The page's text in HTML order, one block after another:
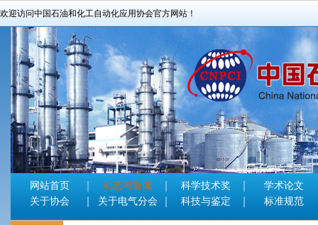
欢迎访问中国石油和化工自动化应用协会官方网站！
网站首页 动态与新闻 科学技术奖
学术论文
关于协会
关于电气分会 科技与鉴定 标准规范